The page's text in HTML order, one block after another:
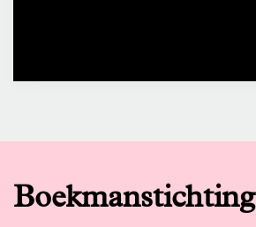
Boekmanstichting